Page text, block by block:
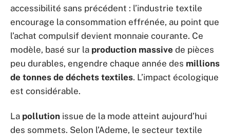
accessibilité sans précédent : l’industrie textile
encourage la consommation effrénée, au point que
l’achat compulsif devient monnaie courante. Ce
modèle, basé sur la production massive de pièces
peu durables, engendre chaque année des millions
de tonnes de déchets textiles. L’impact écologique
est considérable.
La pollution issue de la mode atteint aujourd’hui
des sommets. Selon l’Ademe, le secteur textile